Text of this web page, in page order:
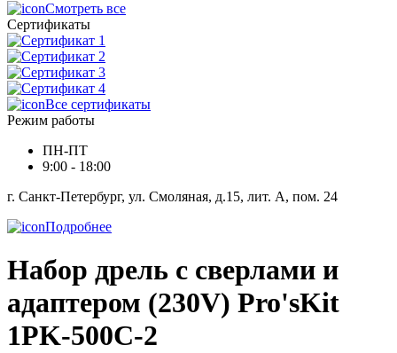
Смотреть все
Сертификаты
Все сертификаты
Режим работы
ПН-ПТ
9:00 - 18:00
г. Санкт-Петербург, ул. Смоляная, д.15, лит. А, пом. 24
Подробнее
Набор дрель с сверлами и
адаптером (230V) Pro'sKit
1PK-500C-2